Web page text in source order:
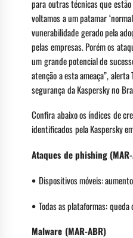
para outras técnicas que
voltamos a um patamar
vunerabilidade gerado pela
pelas empresas. Porém os
um grande potencial de
atenção a esta ameaça”,
segurança da Kaspersky no
Confira abaixo os índices de
identificados pela Kaspersky
Ataques de phishing
• Dispositivos móveis:
• Todas as plataformas:
Malware (MAR-ABR)